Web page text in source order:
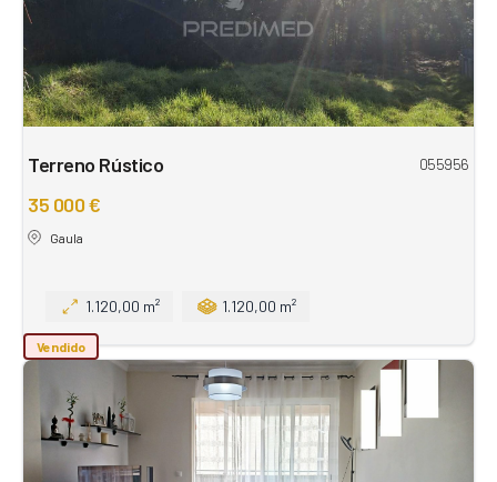
Terreno Rústico 055956
35 000 €
Gaula
1.120,00 m² 1.120,00 m²
Vendido